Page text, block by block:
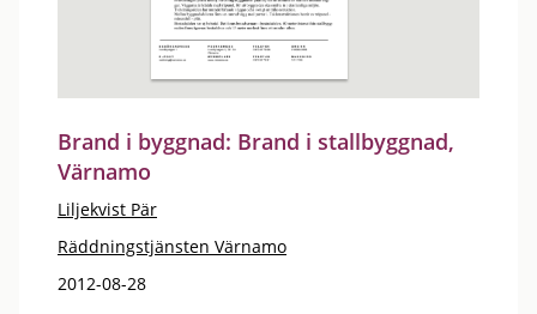
Brand i byggnad: Brand i stallbyggnad,
Värnamo
Liljekvist Pär
Räddningstjänsten Värnamo
2012-08-28